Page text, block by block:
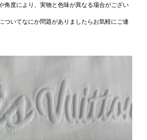
角度により、実物と色味が異なる場合がござい
ついてなにか問題がありましたらお気軽にご連